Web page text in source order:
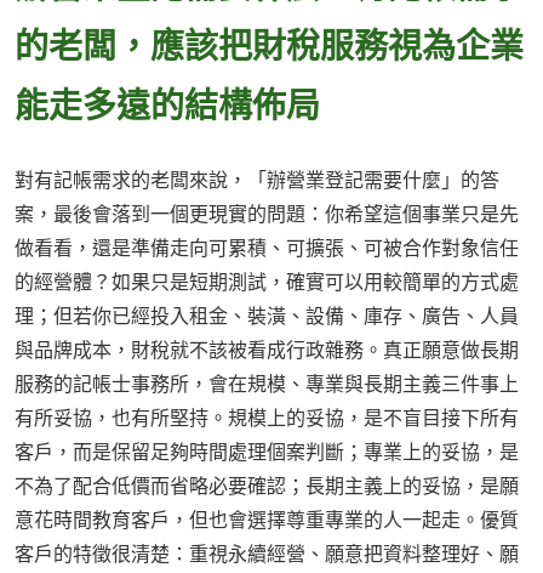
的老闆，應該把財稅服務視為企業
能走多遠的結構佈局
對有記帳需求的老闆來說，「辦營業登記需要什麼」的答
案，最後會落到一個更現實的問題：你希望這個事業只是先
做看看，還是準備走向可累積、可擴張、可被合作對象信任
的經營體？如果只是短期測試，確實可以用較簡單的方式處
理；但若你已經投入租金、裝潢、設備、庫存、廣告、人員
與品牌成本，財稅就不該被看成行政雜務。真正願意做長期
服務的記帳士事務所，會在規模、專業與長期主義三件事上
有所妥協，也有所堅持。規模上的妥協，是不盲目接下所有
客戶，而是保留足夠時間處理個案判斷；專業上的妥協，是
不為了配合低價而省略必要確認；長期主義上的妥協，是願
意花時間教育客戶，但也會選擇尊重專業的人一起走。優質
客戶的特徵很清楚：重視永續經營、願意把資料整理好、願